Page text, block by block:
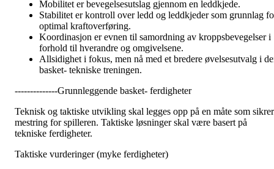
Mobilitet er bevegelsesutslag gjennom en leddkjede.
Stabilitet er kontroll over ledd og leddkjeder som grunnlag
optimal kraftoverføring.
Koordinasjon er evnen til samordning av kroppsbevegelser i
forhold til hverandre og omgivelsene.
Allsidighet i fokus, men nå med et bredere øvelsesutvalg i
basket- tekniske treningen.
--------------Grunnleggende basket- ferdigheter
Teknisk og taktiske utvikling skal legges opp på en måte som sikrer
mestring for spilleren. Taktiske løsninger skal være basert på
tekniske ferdigheter.
Taktiske vurderinger (myke ferdigheter)